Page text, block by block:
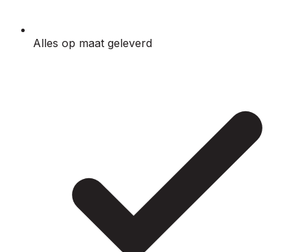
Alles op maat geleverd